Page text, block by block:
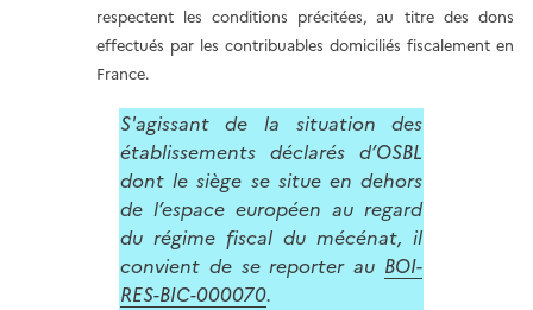
respectent les conditions précitées, au titre des dons
effectués par les contribuables domiciliés fiscalement en
France.
S'agissant de la situation des
établissements déclarés d’OSBL
dont le siège se situe en dehors
de l’espace européen au regard
du régime fiscal du mécénat, il
convient de se reporter au BOI-
RES-BIC-000070.